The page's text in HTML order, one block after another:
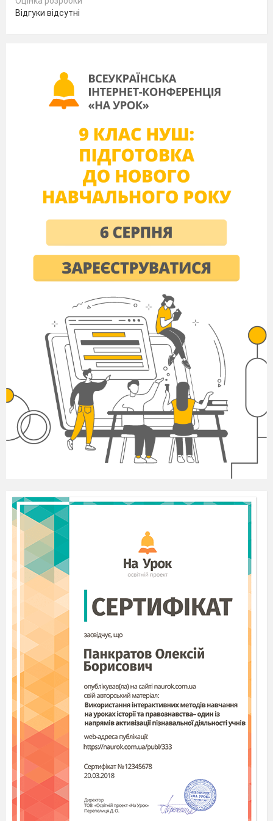
помітна
2 – а дівчина.Цілющі сили несуть нашій землі
її ріки, озера і моря.
А над водою молода вербичка,
Яка ж чарівна краса!
І блищить ще вранішня роса.
2 – а дівчина.
Щось мені важко говорити.
Горло болить(Кашляє)
1 – а дівчина.Так. І в мене щось в голові
запаморочилось. Напевне є температура? Я
себе геть погано почуваю.
2 – а дівчина. Ой, ой, ой. Що сталося?
– Ой, які молодці! Як гарно! Як мені це
подобається! Нас стає все більше і більше.
Скоро ми захватимо увесь світ. І я буду скрізь
головним. Прекрасно! Тоді поширюємся далі!
-
Ок.
Вірус – 1
-Ок.
Вірус – 2 -Ок.
2 – а дівчина.А ви хто такі?
1 – а дівчина.Звідки ви взялися?
(Мелодія – Віруси заполонили світ)
Ми віруси, легко поширюємся.
Переносимось повітряно-крапельним шляхом.
Вражаємо всіх без винятку. І від цього
отримуємо задоволення.
Вірус – 2.
Від нас людство кашляє і носить
носовички в кишенях. Від нас жар та головний
біль, та саме головне – не має ліків! Що лікарі з
нами тільки не робили. Нас навіть заморозили,
але нам і це не шкодить.
Ковід
– Так, але правду люди кажуть, короля
прикрашає корона. І я король вірусів – Ковід
-19. Коли я прийшов всі стали говорити за
ШВЛ та переповненні реанімації. І я вразив
мільйони людей. Я зараз найважливіший. Ковід
– 19 – Король усього світу!
(Беруть кулю землі в руки.)
Ой, яке тут сприятливе середовище для
нашого розвитку. Скоро планета буде тільки
наша! Супер!
(Мелодія пісні)
Відгуки відсутні